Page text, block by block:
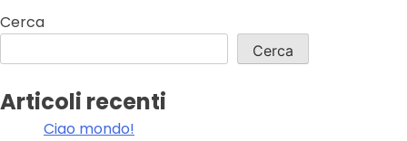
articoli
Cerca
Cerca
Articoli recenti
Ciao mondo!